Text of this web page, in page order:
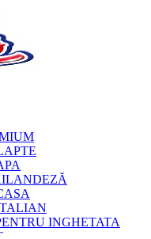
INGHETATA